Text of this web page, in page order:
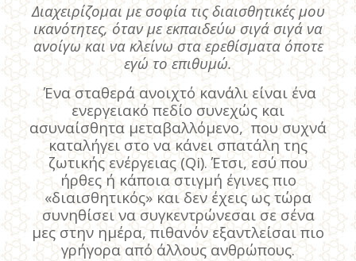
Διαχειρίζομαι με σοφία τις διαισθητικές μου
ικανότητες, όταν με εκπαιδεύω σιγά σιγά να
ανοίγω και να κλείνω στα ερεθίσματα όποτε
εγώ το επιθυμώ.
Ένα σταθερά ανοιχτό κανάλι είναι ένα
ενεργειακό πεδίο συνεχώς και
ασυναίσθητα μεταβαλλόμενο, που συχνά
καταλήγει στο να κάνει σπατάλη της
ζωτικής ενέργειας (Qi). Έτσι, εσύ που
ήρθες ή κάποια στιγμή έγινες πιο
«διαισθητικός» και δεν έχεις ως τώρα
συνηθίσει να συγκεντρώνεσαι σε σένα
μες στην ημέρα, πιθανόν εξαντλείσαι πιο
γρήγορα από άλλους ανθρώπους.